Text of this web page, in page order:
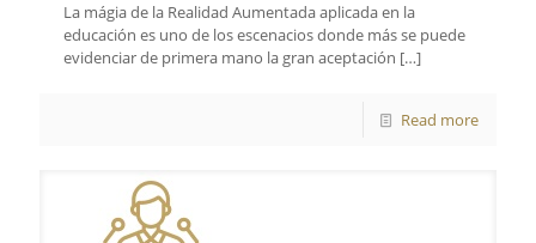
La mágia de la Realidad Aumentada aplicada en la
educación es uno de los escenacios donde más se puede
evidenciar de primera mano la gran aceptación […]
Read more